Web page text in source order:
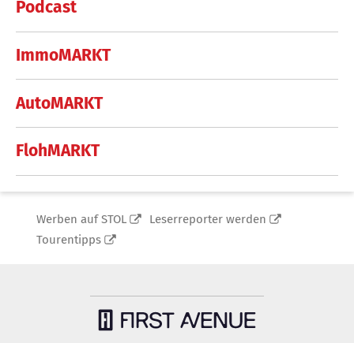
Podcast
ImmoMARKT
AutoMARKT
FlohMARKT
Werben auf STOL
Leserreporter werden
Tourentipps